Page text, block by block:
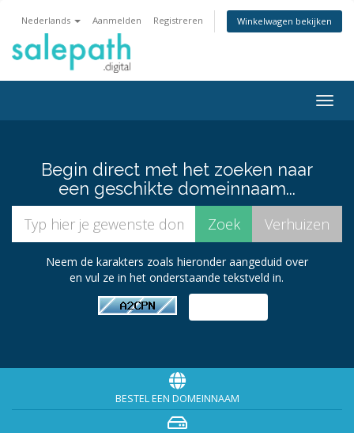
Nederlands Aanmelden Registreren Winkelwagen bekijken
Begin direct met het zoeken naar
een geschikte domeinnaam...
Neem de karakters zoals hieronder aangeduid over
en vul ze in het onderstaande tekstveld in.
BESTEL EEN DOMEINNAAM